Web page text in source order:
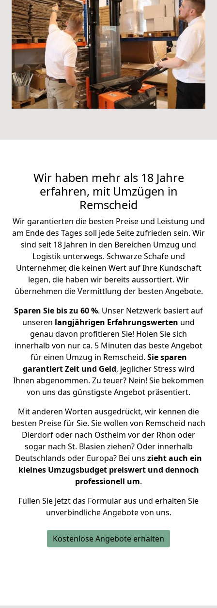
Wir haben mehr als 18 Jahre
erfahren, mit Umzügen in
Remscheid
Wir garantierten die besten Preise und Leistung und
am Ende des Tages soll jede Seite zufrieden sein. Wir
sind seit 18 Jahren in den Bereichen Umzug und
Logistik unterwegs. Schwarze Schafe und
Unternehmer, die keinen Wert auf Ihre Kundschaft
legen, die haben wir bereits aussortiert. Wir
übernehmen die Vermittlung der besten Angebote.
Sparen Sie bis zu 60 %. Unser Netzwerk basiert auf
unseren langjährigen Erfahrungswerten und
genau davon profitieren Sie! Holen Sie sich
innerhalb von nur ca. 5 Minuten das beste Angebot
für einen Umzug in Remscheid. Sie sparen
garantiert Zeit und Geld, jeglicher Stress wird
Ihnen abgenommen. Zu teuer? Nein! Sie bekommen
von uns das günstigste Angebot präsentiert.
Mit anderen Worten ausgedrückt, wir kennen die
besten Preise für Sie. Sie wollen von Remscheid nach
Dierdorf oder nach Ostheim vor der Rhön oder
sogar nach St. Blasien ziehen? Oder innerhalb
Deutschlands oder Europa? Bei uns zieht auch ein
kleines Umzugsbudget preiswert und dennoch
professionell um.
Füllen Sie jetzt das Formular aus und erhalten Sie
unverbindliche Angebote von uns.
Kostenlose Angebote erhalten